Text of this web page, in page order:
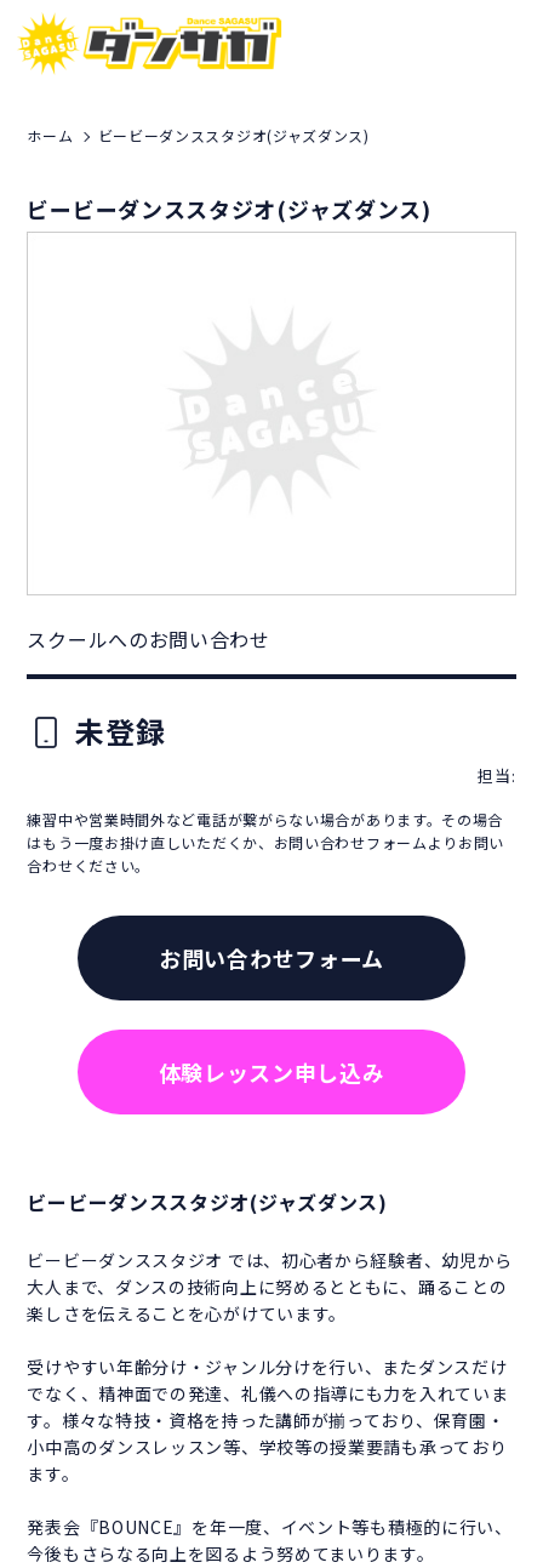
ホーム ビービーダンススタジオ(ジャズダンス)
ビービーダンススタジオ(ジャズダンス)
スクールへのお問い合わせ
未登録
担当:
練習中や営業時間外など電話が繋がらない場合があります。その場合
はもう一度お掛け直しいただくか、お問い合わせフォームよりお問い
合わせください。
お問い合わせフォーム
体験レッスン申し込み
ビービーダンススタジオ(ジャズダンス)
ビービーダンススタジオ では、初心者から経験者、幼児から
大人まで、ダンスの技術向上に努めるとともに、踊ることの
楽しさを伝えることを心がけています。
受けやすい年齢分け・ジャンル分けを行い、またダンスだけ
でなく、精神面での発達、礼儀への指導にも力を入れていま
す。様々な特技・資格を持った講師が揃っており、保育園・
小中高のダンスレッスン等、学校等の授業要請も承っており
ます。
発表会『BOUNCE』を年一度、イベント等も積極的に行い、
今後もさらなる向上を図るよう努めてまいります。